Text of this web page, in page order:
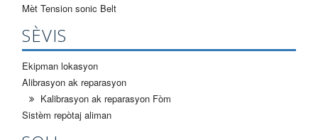
Mèt Tension sonic Belt
SÈVIS
Ekipman lokasyon
Alibrasyon ak reparasyon
Kalibrasyon ak reparasyon Fòm
Sistèm repòtaj aliman